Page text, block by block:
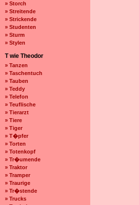
» Storch
» Streitende
» Strickende
» Studenten
» Sturm
» Stylen
T wie Theodor
» Tanzen
» Taschentuch
» Tauben
» Teddy
» Telefon
» Teuflische
» Tierarzt
» Tiere
» Tiger
» T�pfer
» Torten
» Totenkopf
» Tr�umende
» Traktor
» Tramper
» Traurige
» Tr�stende
» Trucks